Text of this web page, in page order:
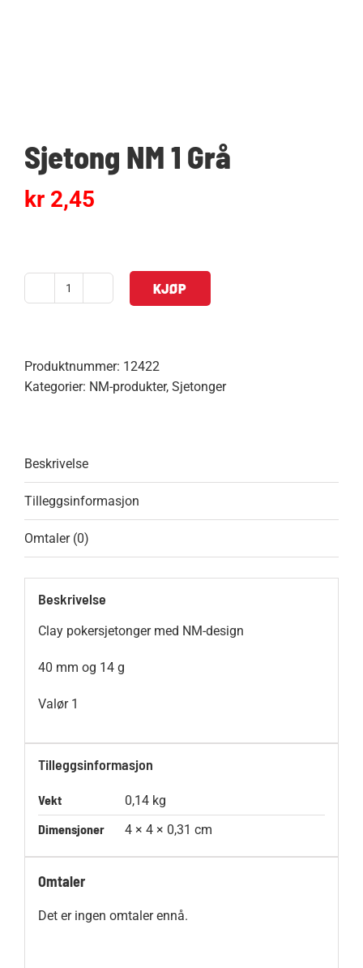
Sjetong NM 1 Grå
kr 2,45
Sjetong
antall
KJØP
Produktnummer: 12422
Kategorier: NM-produkter, Sjetonger
Beskrivelse
Tilleggsinformasjon
Omtaler (0)
Beskrivelse
Clay pokersjetonger med NM-design
40 mm og 14 g
Valør 1
Tilleggsinformasjon
Vekt
0,14 kg
Dimensjoner
4 × 4 × 0,31 cm
Omtaler
Det er ingen omtaler ennå.